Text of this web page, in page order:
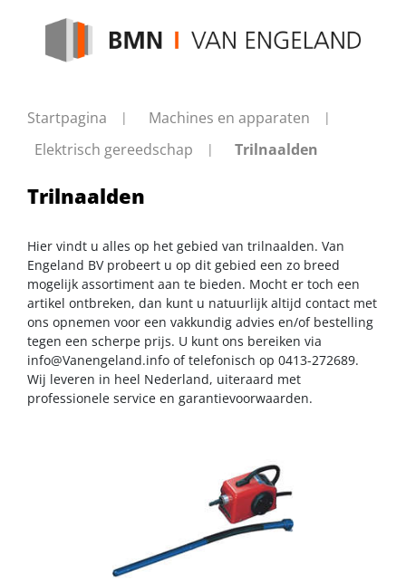
Startpagina
Machines en apparaten
Elektrisch gereedschap
Trilnaalden
Trilnaalden
Hier vindt u alles op het gebied van trilnaalden. Van
Engeland BV probeert u op dit gebied een zo breed
mogelijk assortiment aan te bieden. Mocht er toch een
artikel ontbreken, dan kunt u natuurlijk altijd contact met
ons opnemen voor een vakkundig advies en/of bestelling
tegen een scherpe prijs. U kunt ons bereiken via
info@Vanengeland.info of telefonisch op 0413-272689.
Wij leveren in heel Nederland, uiteraard met
professionele service en garantievoorwaarden.